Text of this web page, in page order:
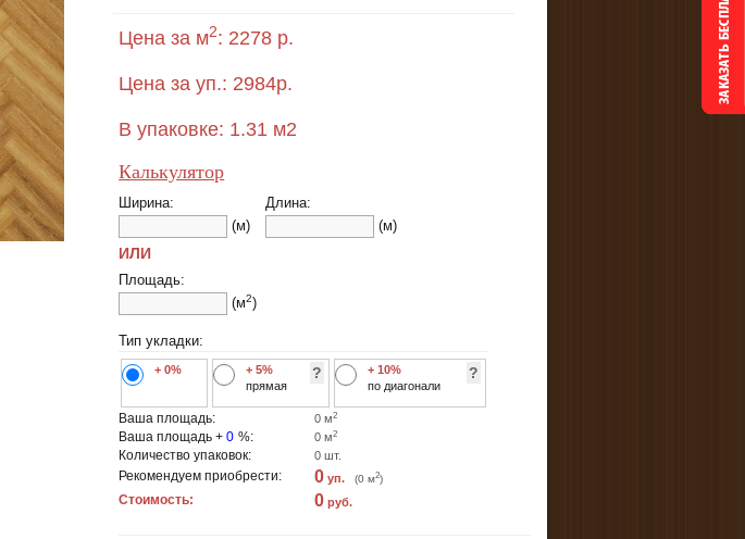
Цена за м2: 2278 р.
Цена за уп.: 2984р.
В упаковке: 1.31 м2
Калькулятор
Ширина:
(м)
Длина:
(м)
ИЛИ
Площадь:
(м2)
Тип укладки:
+ 0%
+ 5%
прямая
?
+ 10%
по диагонали
?
Ваша площадь: 0 м2
Ваша площадь +0 %: 0 м2
Количество упаковок: 0 шт.
Рекомендуем приобрести: 0 уп. (0 м2)
Стоимость: 0 руб.